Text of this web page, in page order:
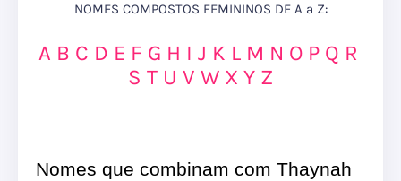
NOMES COMPOSTOS FEMININOS DE A a Z:
A B C D E F G H I J K L M N O P Q R
S T U V W X Y Z
Nomes que combinam com Thaynah